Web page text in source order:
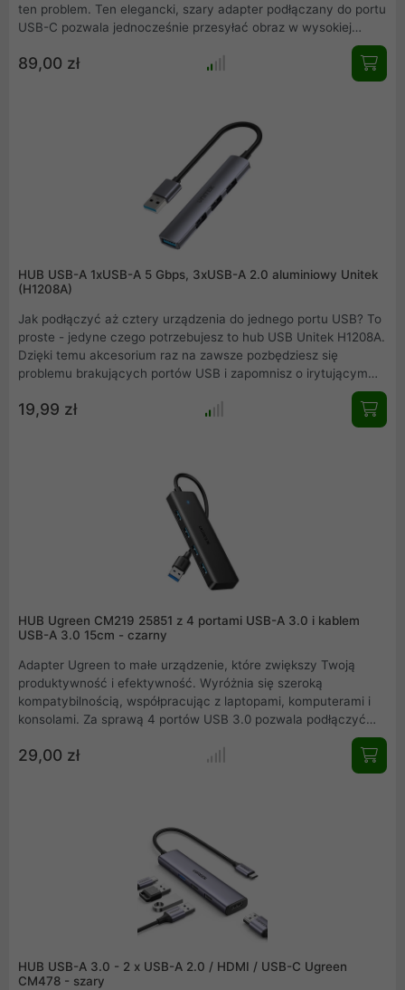
ten problem. Ten elegancki, szary adapter podłączany do portu
USB-C pozwala jednocześnie przesyłać obraz w wysokiej
rozdzielczości przez złącze HDMI, podłączyć trzy akcesoria
USB-A, a także błyskawicznie ładować urządzenie z mocą do
89,00 zł
HUB USB-A 1xUSB-A 5 Gbps, 3xUSB-A 2.0 aluminiowy Unitek
(H1208A)
Jak podłączyć aż cztery urządzenia do jednego portu USB? To
proste - jedyne czego potrzebujesz to hub USB Unitek H1208A.
Dzięki temu akcesorium raz na zawsze pozbędziesz się
problemu brakujących portów USB i zapomnisz o irytującym
przepinaniu kabli w komputerze, samochodzie lub konsoli do
gier .
19,99 zł
HUB Ugreen CM219 25851 z 4 portami USB-A 3.0 i kablem
USB-A 3.0 15cm - czarny
Adapter Ugreen to małe urządzenie, które zwiększy Twoją
produktywność i efektywność. Wyróżnia się szeroką
kompatybilnością, współpracując z laptopami, komputerami i
konsolami. Za sprawą 4 portów USB 3.0 pozwala podłączyć
poboczne urządzenia, takie jak klawiatury, myszki, zewnętrzne
dyski i nie tylko. Kompaktowa konstrukcja i system Plug & Play
to cechy, które sprawiają, że korzystanie z urządzenia staje się
29,00 zł
HUB USB-A 3.0 - 2 x USB-A 2.0 / HDMI / USB-C Ugreen
CM478 - szary